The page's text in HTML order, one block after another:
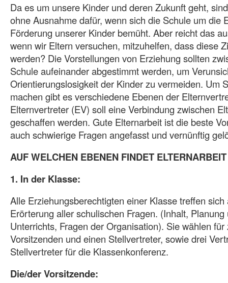
Da es um unsere Kinder und deren Zukunft geht,
ohne Ausnahme dafür, wenn sich die Schule um die
Förderung unserer Kinder bemüht. Aber reicht das
wenn wir Eltern versuchen, mitzuhelfen, dass diese
werden? Die Vorstellungen von Erziehung sollten
Schule aufeinander abgestimmt werden, um
Orientierungslosigkeit der Kinder zu vermeiden. Um
machen gibt es verschiedene Ebenen der
Elternvertreter (EV) soll eine Verbindung zwischen
geschaffen werden. Gute Elternarbeit ist die beste
auch schwierige Fragen angefasst und vernünftig
AUF WELCHEN EBENEN FINDET
1. In der Klasse:
Alle Erziehungsberechtigten einer Klasse treffen
Erörterung aller schulischen Fragen. (Inhalt,
Unterrichts, Fragen der Organisation). Sie wählen
Vorsitzenden und einen Stellvertreter, sowie drei
Stellvertreter für die Klassenkonferenz.
Die/der Vorsitzende: